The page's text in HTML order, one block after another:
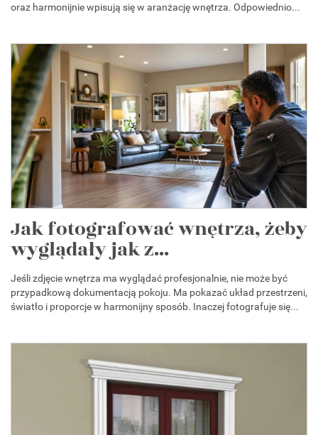
oraz harmonijnie wpisują się w aranżację wnętrza. Odpowiednio...
Jak fotografować wnętrza, żeby
wyglądały jak z...
Jeśli zdjęcie wnętrza ma wyglądać profesjonalnie, nie może być
przypadkową dokumentacją pokoju. Ma pokazać układ przestrzeni,
światło i proporcje w harmonijny sposób. Inaczej fotografuje się...